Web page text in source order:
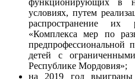
функционирующих в
условиях, путем
распространение их
«Комплекса мер по
предпрофессиональной
детей с
Республике Мордовия»;
на 2019 год выиграны